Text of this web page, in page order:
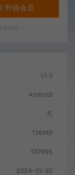
升级会员
v1.3
Android
无
136MB
107995
2024-10-30